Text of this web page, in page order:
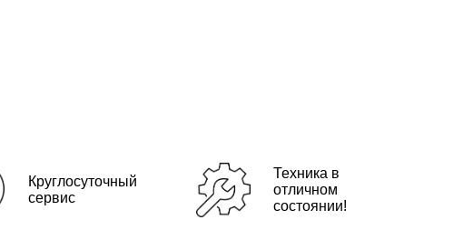
Круглосуточный
сервис
Техника в
отличном
состоянии!